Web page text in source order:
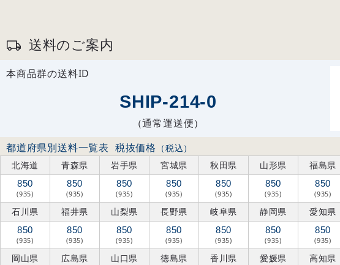
送料のご案内
本商品群の送料ID
SHIP-214-0
（通常運送便）
都道府県別送料一覧表 税抜価格 （税込）
北海道
青森県 岩手県 宮城県 秋田県 山形県 福島県
850
(935)
850
(935)
850
(935)
850
(935)
850
(935)
850
(935)
850
(935)
石川県 福井県 山梨県 長野県 岐阜県 静岡県 愛知県
850
(935)
850
(935)
850
(935)
850
(935)
850
(935)
850
(935)
850
(935)
岡山県 広島県 山口県 徳島県 香川県 愛媛県 高知県